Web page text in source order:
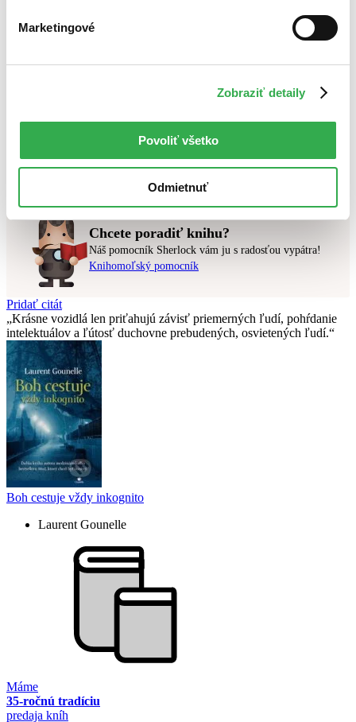
Marketingové
Zobraziť detaily
Povoliť všetko
Odmietnuť
Top hodnotené
Novinky
Najlacnejšie
Použité filtre
Nebol nájdenýžiadny titulvyhovujúci zadaným podmienkam.
Skúste prosím zmeniť vyhľadávaný výraz.
Chcete poradiť knihu?
Náš pomocník Sherlock vám ju s radosťou vypátra!
Knihomoľský pomocník
Pridať citát
Krásne vozidlá len priťahujú závisť priemerných ľudí, pohŕdanie
intelektuálov a ľútosť duchovne prebudených, osvietených ľudí.
Boh cestuje vždy inkognito
Laurent Gounelle
Máme
35-ročnú tradíciu
predaja kníh